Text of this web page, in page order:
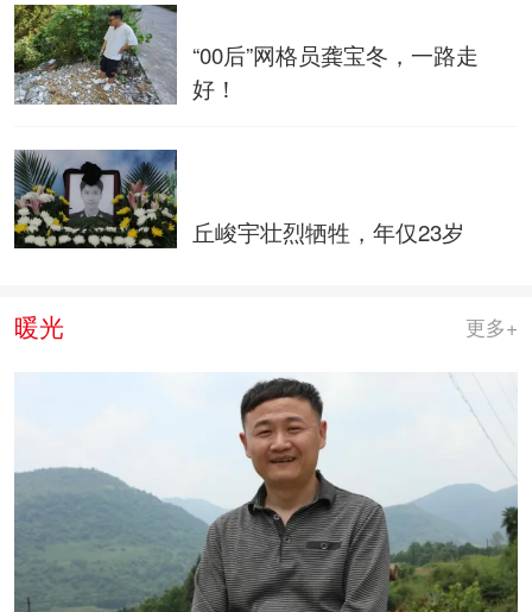
“00后”网格员龚宝冬，一路走
好！
丘峻宇壮烈牺牲，年仅23岁
暖光 更多+